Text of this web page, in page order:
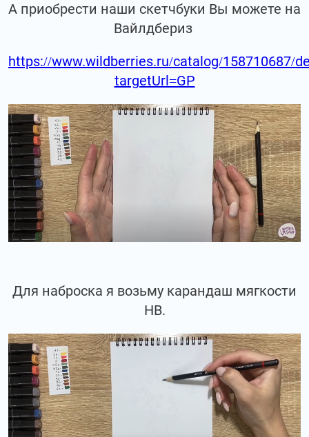
А приобрести наши скетчбуки Вы можете на
Вайлдбериз
https://www.wildberries.ru/catalog/158710687/
targetUrl=GP
Для наброска я возьму карандаш мягкости
НВ.